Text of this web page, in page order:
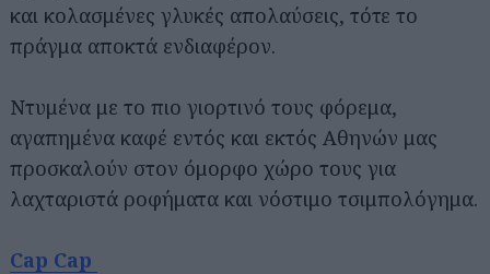
και κολασμένες γλυκές απολαύσεις, τότε το
πράγμα αποκτά ενδιαφέρον.
Ντυμένα με το πιο γιορτινό τους φόρεμα,
αγαπημένα καφέ εντός και εκτός Αθηνών μας
προσκαλούν στον όμορφο χώρο τους για
λαχταριστά ροφήματα και νόστιμο τσιμπολόγημα.
Cap Cap